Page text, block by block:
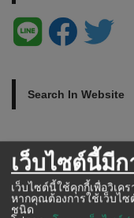
Search In Website
週刊ワイズ 最新号 -
เว็บไซต์นี้มี
เว็บไซต์นี้ใช้คุกกี้เพื่อวิเ
หากคุณต้องการใช้เว็บไ
ชนิด